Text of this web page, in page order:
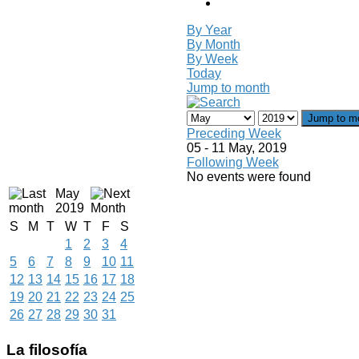
By Year
By Month
By Week
Today
Jump to month
Jump to
Preceding Week
05 - 11 May, 2019
Following Week
No events were found
May
2019
S
M T W T F
S
1
2 3
4
5
6 7 8 9 10 11
12 13 14 15 16 17 18
19 20 21 22 23 24 25
26 27 28 29 30 31
La filosofía